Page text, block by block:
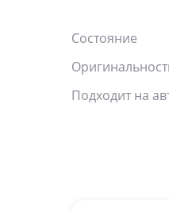
Состояние
Подходит на